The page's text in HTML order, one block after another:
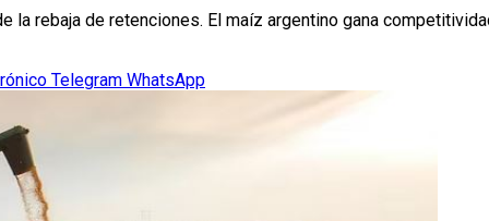
la rebaja de retenciones. El maíz argentino gana
Telegram WhatsApp